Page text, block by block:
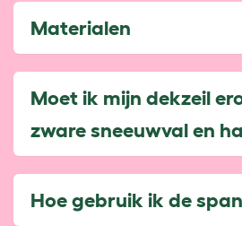
Materialen
Moet ik mijn dekzeil
zware sneeuwval en
Hoe gebruik ik de